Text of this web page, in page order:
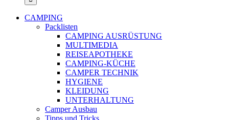
CAMPING
Packlisten
CAMPING AUSRÜSTUNG
MULTIMEDIA
REISEAPOTHEKE
CAMPING-KÜCHE
CAMPER TECHNIK
HYGIENE
KLEIDUNG
UNTERHALTUNG
Camper Ausbau
Tipps und Tricks